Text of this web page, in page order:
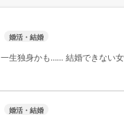
婚活・結婚
一生独身かも…… 結婚できない
婚活・結婚